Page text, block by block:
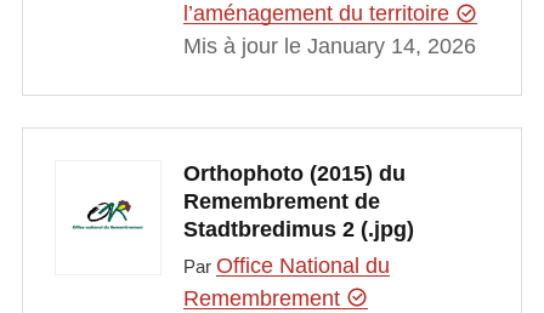
l’aménagement du territoire
Mis à jour le January 14, 2026
Orthophoto (2015) du
Remembrement de
Stadtbredimus 2 (.jpg)
Par Office National du
Remembrement